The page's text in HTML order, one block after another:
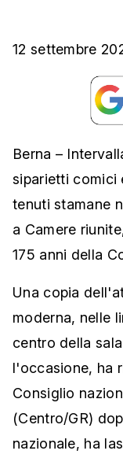
12 settembre
Berna –
siparietti comici
tenuti stamane
a Camere
175 anni della
Una copia
moderna, nelle
centro della
l'occasione, ha
Consiglio
(Centro/GR)
nazionale, ha